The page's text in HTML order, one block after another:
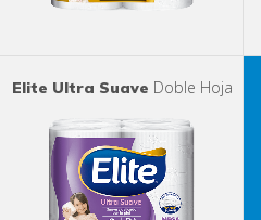
Elite Ultra Suave Doble Hoja